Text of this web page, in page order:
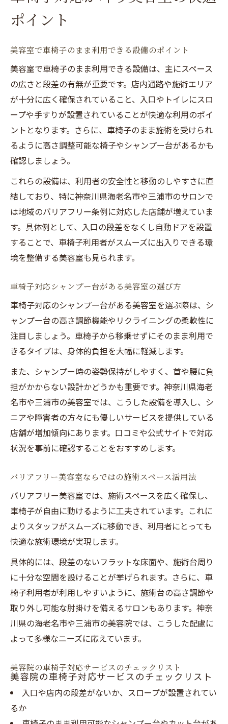
ポイント
美容室で車椅子のまま利用できる設備のポイント
美容室で車椅子のまま利用できる設備は、主にスペース
の広さと段差の有無が重要です。店内通路や施術エリア
が十分に広く確保されていること、入口やトイレにスロ
ープや手すりが設置されていることが快適な利用のポイ
ントとなります。さらに、車椅子のまま施術を受けられ
るように高さ調整可能な椅子やシャンプー台があるかも
確認しましょう。
これらの設備は、利用者の安全性と移動のしやすさに直
結しており、特に神奈川県海老名市や三浦市のサロンで
は地域のバリアフリー条例に対応した店舗が増えていま
す。具体例として、入口の段差をなくし自動ドアを設置
することで、車椅子利用者がスムーズに出入りできる環
境を整備する美容室も見られます。
車椅子対応シャンプー台がある美容室の選び方
車椅子対応のシャンプー台がある美容室を選ぶ際は、シ
ャンプー台の高さ調節機能やリクライニングの柔軟性に
注目しましょう。車椅子から移乗せずにそのまま利用で
きるタイプは、身体的負担を大幅に軽減します。
また、シャンプー時の姿勢保持がしやすく、首や腰に負
担がかからない設計かどうかも重要です。神奈川県海老
名市や三浦市の美容室では、こうした設備を導入し、シ
ニアや障害者の方々にも優しいサービスを提供している
店舗が増加傾向にあります。口コミや公式サイトで対応
状況を事前に確認することをおすすめします。
バリアフリー美容室ならではの施術スペース活用法
バリアフリー美容室では、施術スペースを広く確保し、
車椅子が自由に動けるように工夫されています。これに
よりスタッフがスムーズに移動でき、利用者にとっても
快適な施術環境が実現します。
具体的には、段差のないフラットな床面や、施術台周り
に十分な空間を設けることが挙げられます。さらに、車
椅子利用者が利用しやすいように、施術台の高さ調節や
取り外し可能な肘掛けを備えるサロンもあります。神奈
川県の海老名市や三浦市の美容院では、こうした配慮に
よって多様なニーズに応えています。
美容院の車椅子対応サービスのチェックリスト
美容院の車椅子対応サービスのチェックリスト
入口や店内の段差がないか、スロープが設置されてい
るか